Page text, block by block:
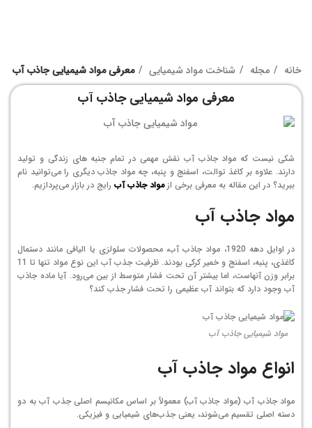
خانه مجله شناخت مواد شیمیایی معرفی مواد شیمیایی جاذب آب
معرفی مواد شیمیایی جاذب آب
شکی نیست که مواد جاذب آب نقش مهمی در تمام جنبه های زندگی و تولید
دارند. علاوه بر کاغذ توالت، اسفنج و پنبه، چه مواد جاذب دیگری را می‌توانید نام
ببرید؟ در این مقاله به معرفی برخی ازمواد جاذب آب رایج در بازار می‌پردازیم.
مواد جاذب آب
در اوایل دهه 1920، مواد جاذب آب، محصولات سلولزی یا الیافی مانند دستمال
کاغذی، پنبه، اسفنج و خمیر کرکی بودند. ظرفیت جذب آب این نوع مواد تنها تا 11
برابر وزن آنهاست، اما بیشتر آن تحت فشار متوسط ​​از بین می‌رود. آیا ماده جاذب
آب وجود دارد که بتواند آب عظیمی را تحت فشار جذب کند؟
مواد شیمیایی جاذب آب
انواع مواد جاذب آب
مواد جاذب آب (مواد جاذب آب) معمولاً بر اساس مکانیسم اصلی جذب آب به دو
دسته اصلی تقسیم می‌شوند، یعنی جذب‌های شیمیایی و فیزیکی.